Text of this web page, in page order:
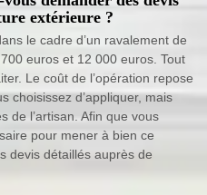
extérieure ?
le cadre d’un ravalement de
euros et 12 000 euros. Tout
Le coût de l’opération repose
choisissez d’appliquer, mais
de l’artisan. Afin que vous
pour mener à bien ce
devis détaillés auprès de